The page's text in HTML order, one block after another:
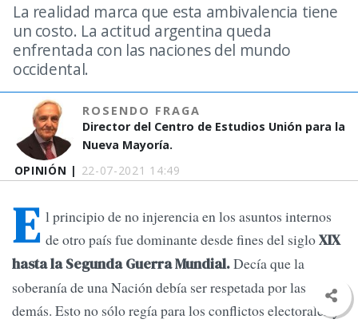
OPINIÓN | 22-07-2021 14:49
La realidad marca que esta ambivalencia tiene
un costo. La actitud argentina queda
enfrentada con las naciones del mundo
occidental.
ROSENDO FRAGA
Director del Centro de Estudios Unión para la
Nueva Mayoría.
E l principio de no injerencia en los asuntos internos
de otro país fue dominante desde fines del sigloXIX
hasta la Segunda Guerra Mundial.Decía que la
soberanía de una Nación debía ser respetada por las
demás. Esto no sólo regía para los conflictos electorales y